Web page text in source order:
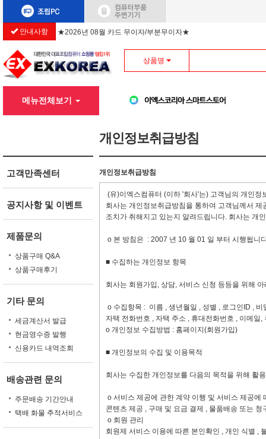
안내사항 ★2026년 08월 카드 무이자/부분무이자★
상품명
메뉴전체보기
고객만족센터
공지사항 및 이벤트
제품문의
상품구매 Q&A
상품구매후기
기타 문의
세금계산서 발급
현금영수증 발행
신용카드 내역조회
배송관련 문의
주문배송 기간안내
택배 화물 추적서비스
개인정보취급방침
개인정보취급방침
(유)이엑스컴퓨터 (이하 '회사'는) 고객님의 개인
회사는 개인정보취급방침을 통하여 고객님께서
조치가 취해지고 있는지 알려드립니다. 회사는 개
ο 본 방침은 : 2007 년 10 월 01 일 부터 시행됩니
■ 수집하는 개인정보 항목
회사는 회원가입, 상담, 서비스 신청 등등을 위해
ο 수집항목 : 이름 , 생년월일 , 성별 , 로그인ID , 비
자택 전화번호 , 자택 주소 , 휴대전화번호 , 이메일,
ο 개인정보 수집방법 : 홈페이지(회원가입)
■ 개인정보의 수집 및 이용목적
회사는 수집한 개인정보를 다음의 목적을 위해 활
ο 서비스 제공에 관한 계약 이행 및 서비스 제공에
콘텐츠 제공 , 구매 및 요금 결제 , 물품배송 또는
ο 회원 관리
회원제 서비스 이용에 따른 본인확인 , 개인 식별 ,